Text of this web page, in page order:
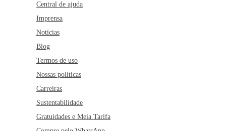
Central de ajuda
Imprensa
Notícias
Blog
Termos de uso
Nossas políticas
Carreiras
Sustentabilidade
Gratuidades e Meia Tarifa